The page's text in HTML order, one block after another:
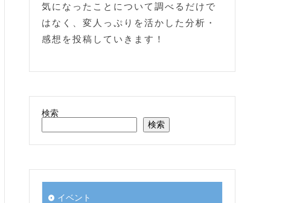
気になったことについて調べるだけで
はなく、変人っぷりを活かした分析・
感想を投稿していきます！
検索
検索
イベント